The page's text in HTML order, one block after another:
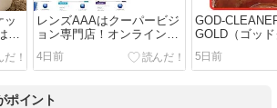
ッ
ワ
レンズAAAはクーパービジ
ョン専門店！オンライン診
療で処方箋発行！
4日前
GOD-
GOLD（ゴッ
ゴールド）の
5日前
ポイント